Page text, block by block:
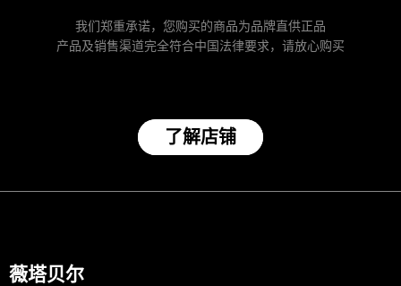
我们郑重承诺，您购买的商品为品牌直供正品
产品及销售渠道完全符合中国法律要求，请放心购买
了解店铺
薇塔贝尔